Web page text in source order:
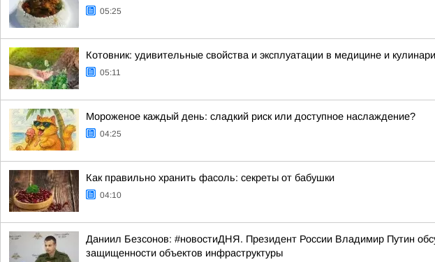
05:25
Котовник: удивительные свойства и эксплуатации в медицине и
05:11
Мороженое каждый день: сладкий риск или доступное наслаждение?
04:25
Как правильно хранить фасоль: секреты от бабушки
04:10
Даниил Безсонов: #новостиДНЯ. Президент России Владимир Путин
защищенности объектов инфраструктуры